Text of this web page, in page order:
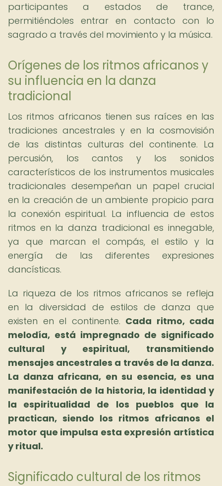
participantes a estados de trance,
permitiéndoles entrar en contacto con lo
sagrado a través del movimiento y la música.
Orígenes de los ritmos africanos y
su influencia en la danza
tradicional
Los ritmos africanos tienen sus raíces en las
tradiciones ancestrales y en la cosmovisión
de las distintas culturas del continente. La
percusión, los cantos y los sonidos
característicos de los instrumentos musicales
tradicionales desempeñan un papel crucial
en la creación de un ambiente propicio para
la conexión espiritual. La influencia de estos
ritmos en la danza tradicional es innegable,
ya que marcan el compás, el estilo y la
energía de las diferentes expresiones
dancísticas.
La riqueza de los ritmos africanos se refleja
en la diversidad de estilos de danza que
existen en el continente. Cada ritmo, cada
melodía, está impregnado de significado
cultural y espiritual, transmitiendo
mensajes ancestrales a través de la danza.
La danza africana, en su esencia, es una
manifestación de la historia, la identidad y
la espiritualidad de los pueblos que la
practican, siendo los ritmos africanos el
motor que impulsa esta expresión artística
y ritual.
Significado cultural de los ritmos